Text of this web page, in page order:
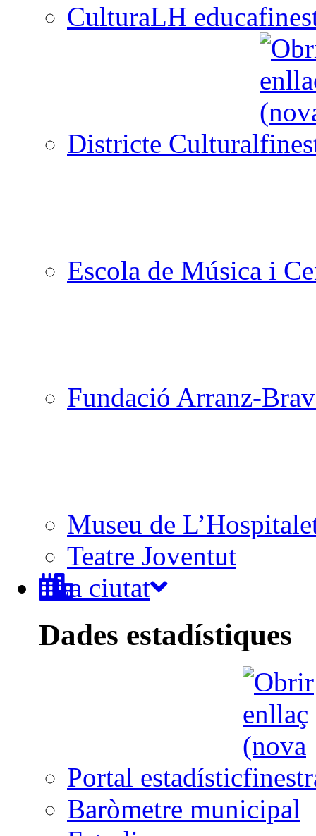
CulturaLH educa
Districte Cultural
Escola de Música i
Fundació Arranz-
Museu de
Teatre Joventut
La ciutat
Dades estadístiques
Portal estadístic
Baròmetre municipal